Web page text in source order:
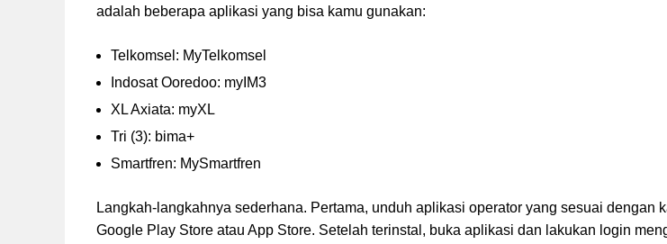
adalah beberapa aplikasi yang bisa kamu gunakan:
Telkomsel: MyTelkomsel
Indosat Ooredoo: myIM3
XL Axiata: myXL
Tri (3): bima+
Smartfren: MySmartfren
Langkah-langkahnya sederhana. Pertama, unduh aplikasi operator yang sesuai dengan
Google Play Store atau App Store. Setelah terinstal, buka aplikasi dan lakukan login